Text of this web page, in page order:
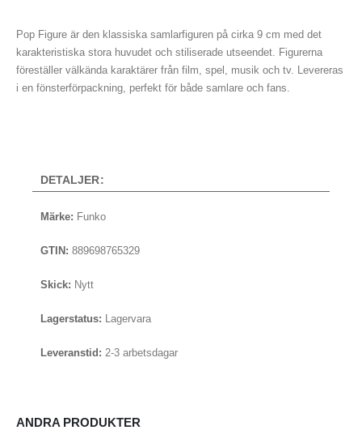
Pop Figure är den klassiska samlarfiguren på cirka 9 cm med det
karakteristiska stora huvudet och stiliserade utseendet. Figurerna
föreställer välkända karaktärer från film, spel, musik och tv. Levereras
i en fönsterförpackning, perfekt för både samlare och fans.
DETALJER:
Märke: Funko
GTIN: 889698765329
Skick: Nytt
Lagerstatus: Lagervara
Leveranstid: 2-3 arbetsdagar
ANDRA PRODUKTER